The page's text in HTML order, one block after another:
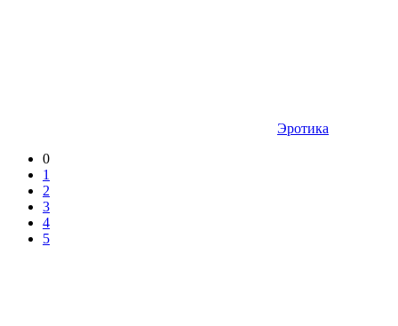
Эротика
0
1
2
3
4
5